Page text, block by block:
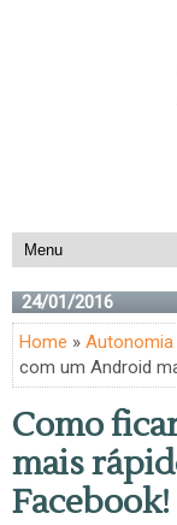
24/01/2016
Home » Autonomia
com um Android
Como
mais
Facebook!